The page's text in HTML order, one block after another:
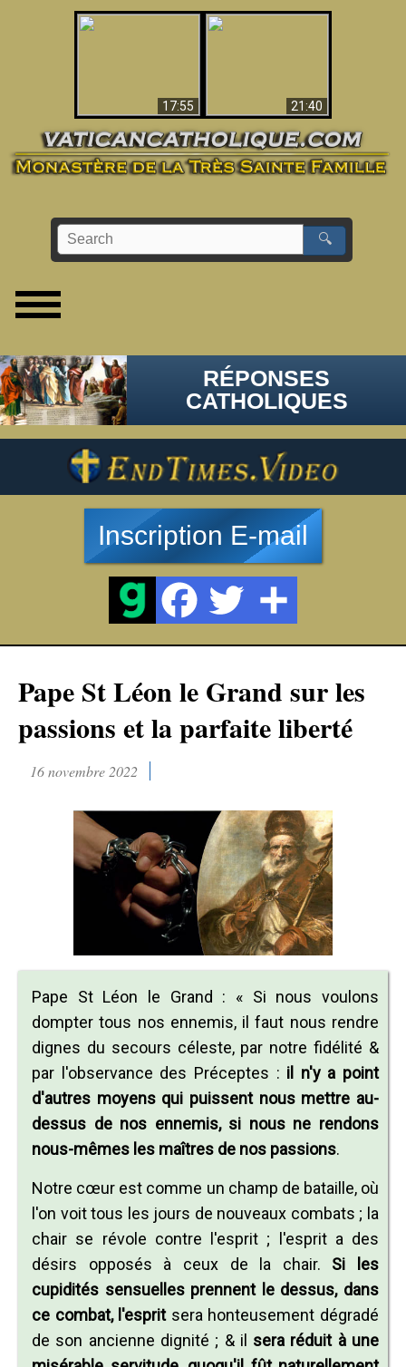
17:55
21:40
🔍
RÉPONSES
CATHOLIQUES
Inscription E-mail
Pape St Léon le Grand sur les
passions et la parfaite liberté
16 novembre 2022
Pape St Léon le Grand : « Si nous voulons
dompter tous nos ennemis, il faut nous rendre
dignes du secours céleste, par notre fidélité &
par l'observance des Préceptes : il n'y a point
d'autres moyens qui puissent nous mettre au-
dessus de nos ennemis, si nous ne rendons
nous-mêmes les maîtres de nos passions.
Notre cœur est comme un champ de bataille, où
l'on voit tous les jours de nouveaux combats ; la
chair se révole contre l'esprit ; l'esprit a des
désirs opposés à ceux de la chair. Si les
cupidités sensuelles prennent le dessus, dans
ce combat, l'espritsera honteusement dégradé
de son ancienne dignité ; & il sera réduit à une